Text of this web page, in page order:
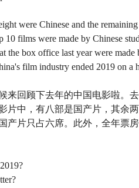
were Chinese and the
10 films were made by Chinese
the box office last year were
film industry ended 2019 on a
来回顾下去年的中国电影啦。
片中，有八部是国产片，其余
产片只占六席。此外，全年票